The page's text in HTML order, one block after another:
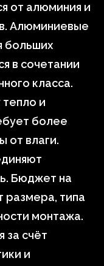
от алюминия и
Алюминиевые
больших
в сочетании
класса.
и
более
от влаги.
Бюджет на
размера, типа
монтажа.
за счёт
и